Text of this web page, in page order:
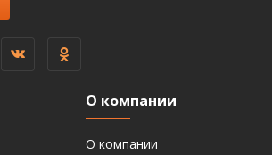
О компании
О компании